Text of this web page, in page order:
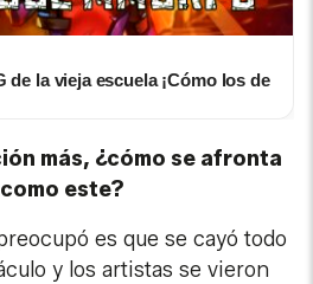
de la vieja escuela ¡Cómo los de
más, ¿cómo se afronta
este?
es que se cayó todo
y los artistas se vieron